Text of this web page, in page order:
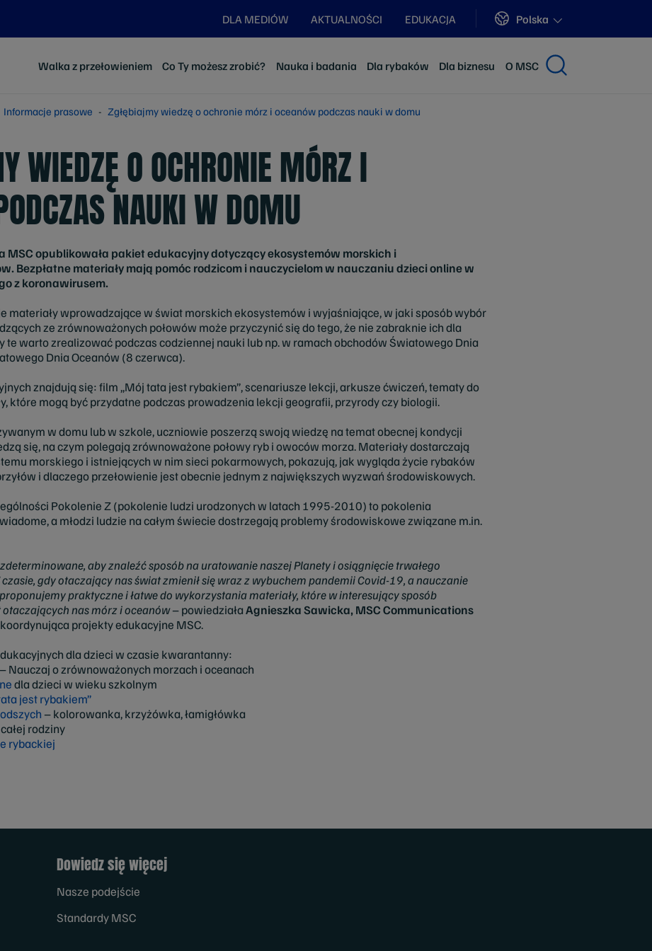
DLA MEDIÓW AKTUALNOŚCI EDUKACJA Sites
Polska
Walka z przełowieniem Co Ty możesz zrobić? Nauka i badania Dla rybaków Dla biznesu O MSC
Informacje prasowe Zgłębiajmy wiedzę o ochronie mórz i oceanów podczas nauki w domu
WIEDZĘ O OCHRONIE MÓRZ I
NAUKI W DOMU
MSC opublikowała pakiet edukacyjny dotyczący ekosystemów morskich i
Bezpłatne materiały mają pomóc rodzicom i nauczycielom w nauczaniu dzieci online w
z koronawirusem.
materiały wprowadzające w świat morskich ekosystemów i wyjaśniające, w jaki sposób wybór
ze zrównoważonych połowów może przyczynić się do tego, że nie zabraknie ich dla
te warto zrealizować podczas codziennej nauki lub np. w ramach obchodów Światowego Dnia
Dnia Oceanów (8 czerwca).
znajdują się: film „Mój tata jest rybakiem”, scenariusze lekcji, arkusze ćwiczeń, tematy do
które mogą być przydatne podczas prowadzenia lekcji geografii, przyrody czy biologii.
w domu lub w szkole, uczniowie poszerzą swoją wiedzę na temat obecnej kondycji
się, na czym polegają zrównoważone połowy ryb i owoców morza. Materiały dostarczają
morskiego i istniejących w nim sieci pokarmowych, pokazują, jak wygląda życie rybaków
i dlaczego przełowienie jest obecnie jednym z największych wyzwań środowiskowych.
Pokolenie Z (pokolenie ludzi urodzonych w latach 1995-2010) to pokolenia
a młodzi ludzie na całym świecie dostrzegają problemy środowiskowe związane m.in.
aby znaleźć sposób na uratowanie naszej Planety i osiągnięcie trwałego
gdy otaczający nas świat zmienił się wraz z wybuchem pandemii Covid-19, a nauczanie
praktyczne i łatwe do wykorzystania materiały, które w interesujący sposób
nas mórz i oceanów– powiedziałaAgnieszka Sawicka, MSC Communications
koordynująca projekty edukacyjne MSC.
dla dzieci w czasie kwarantanny:
– Nauczaj o zrównoważonych morzach i oceanach
dla dzieci w wieku szkolnym
jest rybakiem”
– kolorowanka, krzyżówka, łamigłówka
rodziny
rybackiej
Dowiedz się więcej
Nasze podejście
Standardy MSC